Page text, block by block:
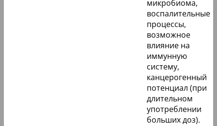
микробиома,
воспалительные
процессы,
возможное
влияние на
иммунную
систему,
канцерогенный
потенциал (при
длительном
употреблении
больших доз).